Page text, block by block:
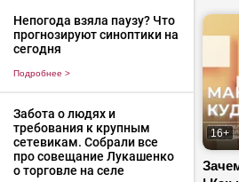
Непогода взяла паузу? Что
прогнозируют синоптики на
сегодня
Подробнее >
Забота о людях и
требования к крупным
сетевикам. Собрали все
про совещание Лукашенко
о торговле на селе
16+